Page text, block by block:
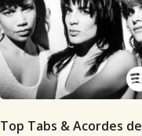
Top Tabs & Acordes de